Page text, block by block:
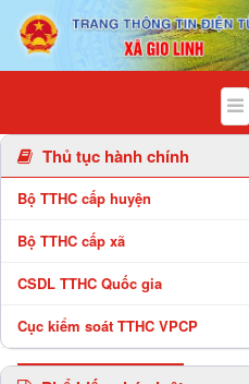
Chi tiết bài viết -
Thủ tục hành chính
Bộ TTHC cấp huyện
Bộ TTHC cấp xã
CSDL TTHC Quốc gia
Cục kiểm soát TTHC VPCP